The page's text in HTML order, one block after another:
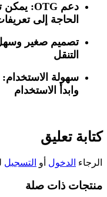
دعم OTG:
يمكن
الحاجة إلى
تصميم صغير
التنقل
سهولة الاستخدام:
وابدأ الاستخدام
كتابة تعليق
الرجاء الدخول أو التسجيل
منتجات ذات صلة